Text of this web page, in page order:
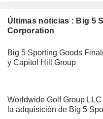
Últimas noticias : Big 5
Corporation
Big 5 Sporting Goods
y Capitol Hill Group
Worldwide Golf Group
la adquisición de Big 5